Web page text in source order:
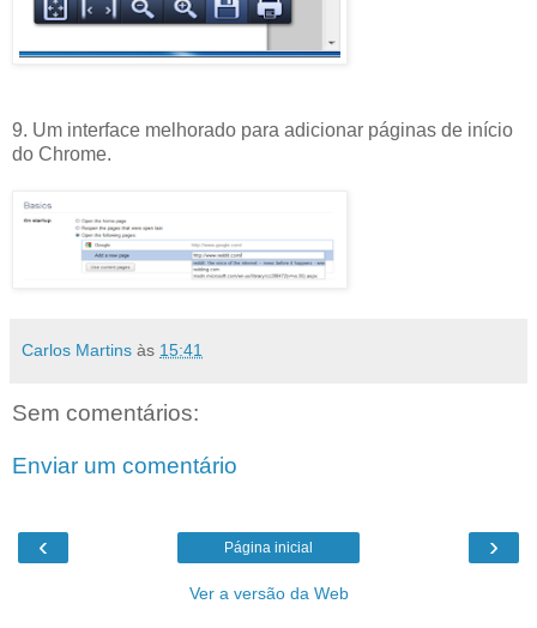
9. Um interface melhorado para adicionar páginas de início
do Chrome.
Carlos Martins às 15:41
Sem comentários:
Enviar um comentário
‹ ›
Página inicial
Ver a versão da Web